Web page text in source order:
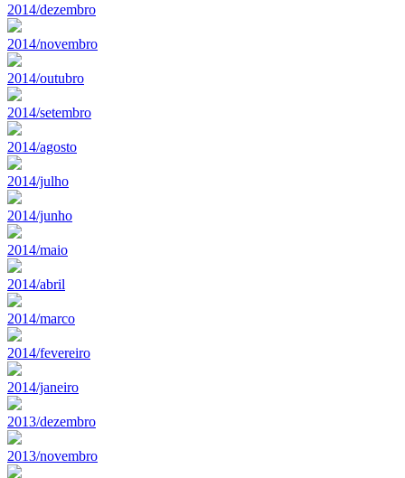
2014/dezembro
2014/novembro
2014/outubro
2014/setembro
2014/agosto
2014/julho
2014/junho
2014/maio
2014/abril
2014/marco
2014/fevereiro
2014/janeiro
2013/dezembro
2013/novembro